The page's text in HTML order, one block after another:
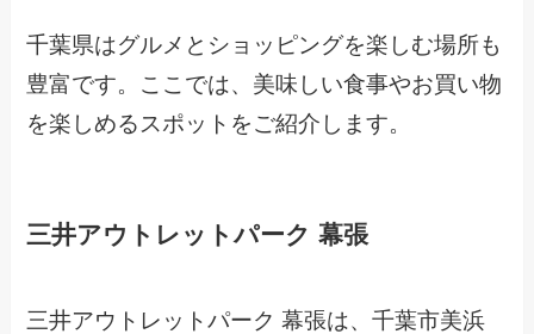
千葉県はグルメとショッピングを楽しむ場所も
豊富です。ここでは、美味しい食事やお買い物
を楽しめるスポットをご紹介します。
三井アウトレットパーク 幕張
三井アウトレットパーク 幕張は、千葉市美浜